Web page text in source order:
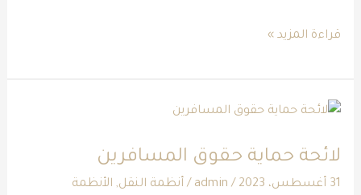
قراءة المزيد »
لائحة حماية حقوق المسافرين
31 أغسطس، 2023 /
admin
/ أنظمة النقل, الأنظمة
لائحة
حقوق
المسافرين